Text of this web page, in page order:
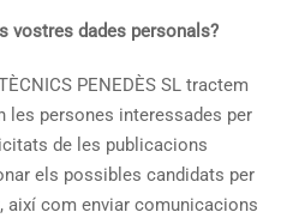
vostres dades personals?
PENEDÈS SL tractem
les persones interessades per
de les publicacions
els possibles candidats per
així com enviar comunicacions